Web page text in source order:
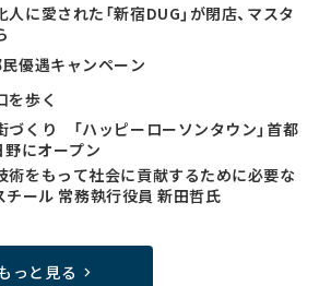
に愛された「新宿DUG」が閉店、マスタ
優遇キャンペーン
を歩く
づくり 「ハッピーローソンタウン」首都
野にオープン
術をもって社会に貢献するために必要な
チール 常務執行役員 新田哲氏
っと見る